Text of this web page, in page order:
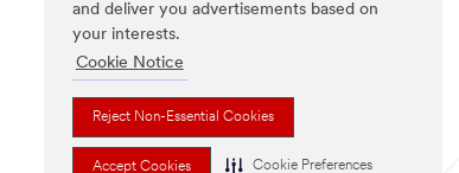
and deliver you advertisements based on
your interests.
Cookie Notice
Reject Non-Essential Cookies
Accept Cookies Cookie Preferences